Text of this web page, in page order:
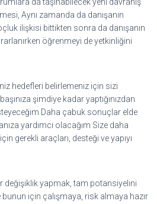
Aynı zamanda da danışanın
ilişkisi bittikten sonra da danışanın
öğrenmeyi de yetkinliğini
hedefleri belirlemeniz için sizi
şimdiye kadar yaptığınızdan
Daha çabuk sonuçlar elde
yardımcı olacağım Size daha
gerekli araçları, desteği ve yapıyı
değişiklik yapmak, tam potansiyelini
için çalışmaya, risk almaya hazır